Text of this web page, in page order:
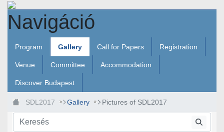
Ugrás a fő tartalomhoz
Navigáció
Program Gallery Call for Papers Registration
Venue Committee Accommodation
Discover Budapest
SDL2017 Gallery Pictures of SDL2017